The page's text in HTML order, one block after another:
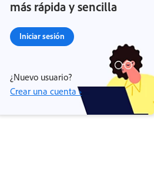
más rápida y sencilla
Iniciar sesión
¿Nuevo usuario?
Crear una cuenta ›